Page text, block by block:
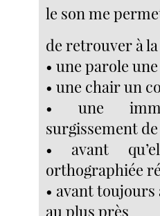
le son me
de retrouver à
• une parole
• une chair un
• une
surgissement
• avant
orthographiée
• avant toujours
au plus près